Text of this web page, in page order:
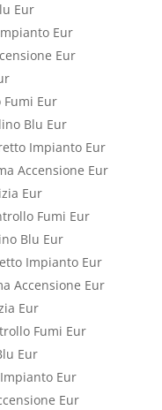
Eur
Eur
Eur
Fumi Eur
Blu Eur
Impianto Eur
Accensione Eur
Eur
Fumi Eur
Blu Eur
Impianto Eur
Accensione Eur
Eur
Fumi Eur
Eur
Eur
Eur